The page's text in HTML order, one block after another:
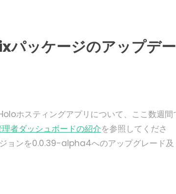
パッケージのアップデー
ホスティングアプリについて、ここ数週間
者ダッシュボードの紹介を参照してくださ
ョンを0.0.39-alpha4へのアップグレード及